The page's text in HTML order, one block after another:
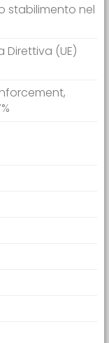
stabilimento nel
Direttiva (UE)